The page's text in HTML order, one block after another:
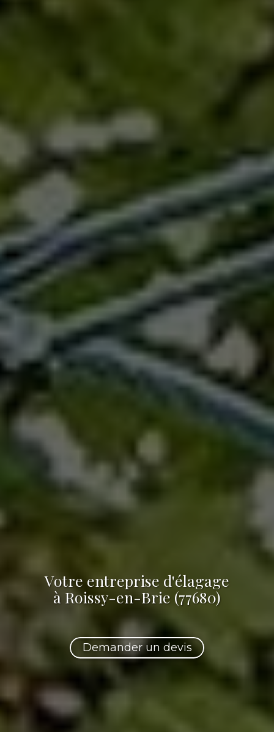
Votre entreprise d'élagage
à Roissy-en-Brie (77680)
Demander un devis